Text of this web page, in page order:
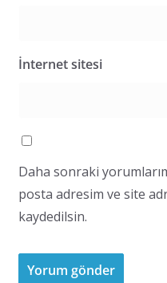
İnternet sitesi
Daha sonraki
posta adresim ve site
kaydedilsin.